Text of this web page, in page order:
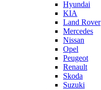
Hyundai
KIA
Land Rover
Mercedes
Nissan
Opel
Peugeot
Renault
Skoda
Suzuki